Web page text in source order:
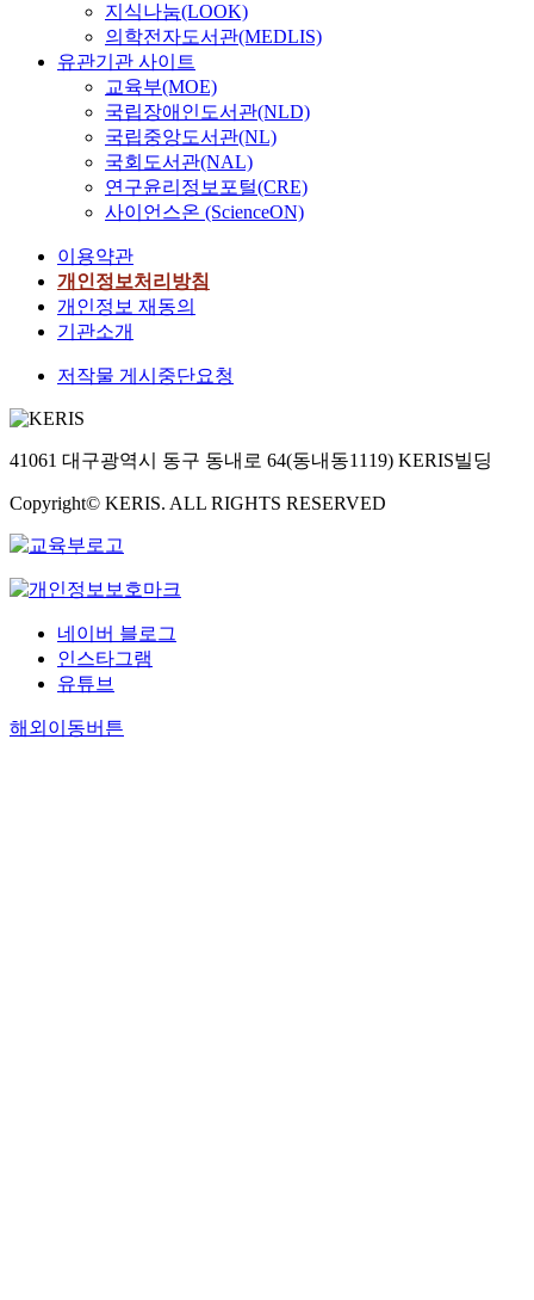
지식나눔(LOOK)
의학전자도서관(MEDLIS)
유관기관 사이트
교육부(MOE)
국립장애인도서관(NLD)
국립중앙도서관(NL)
국회도서관(NAL)
연구윤리정보포털(CRE)
사이언스온 (ScienceON)
이용약관
개인정보처리방침
개인정보 재동의
기관소개
저작물 게시중단요청
41061 대구광역시 동구 동내로 64(동내동1119) KERIS빌딩
Copyright© KERIS. ALL RIGHTS RESERVED
네이버 블로그
인스타그램
유튜브
해외이동버튼